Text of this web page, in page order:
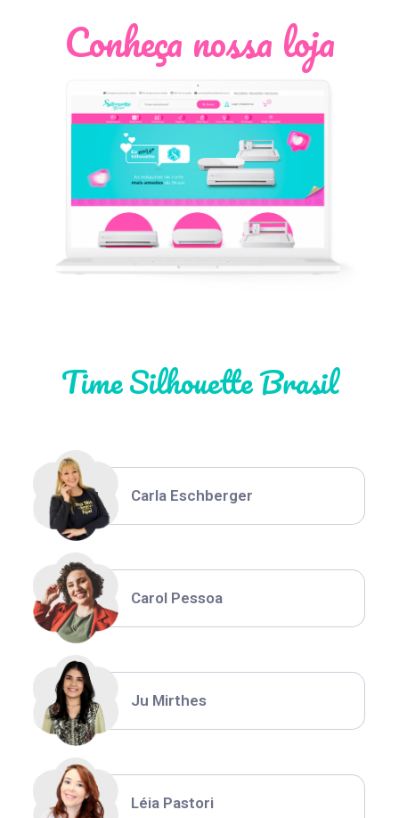
Conheça nossa loja
Time Silhouette Brasil
Léia Pastori
Thiara Ney
Carla Eschberger
Carol Pessoa
Ju Mirthes
Léia Pastori